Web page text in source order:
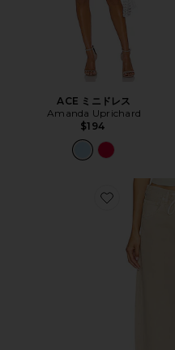
ACE ミニドレス
Amanda Uprichard
$194
Favorite